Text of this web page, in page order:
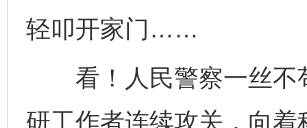
轻叩开家门……
看！人民警察一丝不
研工作者连续攻关，向